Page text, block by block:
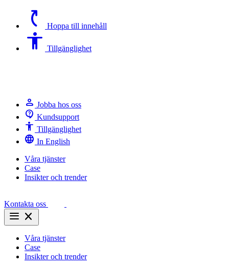
switch_access_shortcut Hoppa till innehåll
Accessibility Tillgänglighet
person Jobba hos oss
contact_support Kundsupport
Accessibility Tillgänglighet
language In English
Våra tjänster
Case
Insikter och trender
Kontakta oss
menu close
Våra tjänster
Case
Insikter och trender